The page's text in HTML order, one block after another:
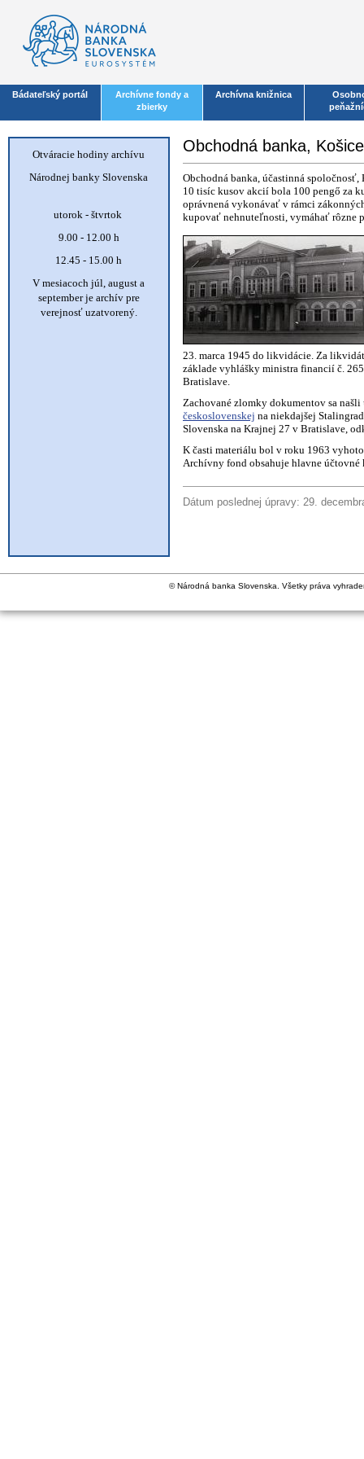
Bádateľský portál
Archívne fondy a
zbierky
Archívna knižnica
Otváracie hodiny archívu
Národnej banky Slovenska
utorok - štvrtok
9.00 - 12.00 h
12.45 - 15.00 h
V mesiacoch júl, august a
september je archív pre
verejnosť uzatvorený.
Obchodná banka, Košice
Obchodná banka, účastinná
10 tisíc kusov akcií bola 100 pengő za
oprávnená vykonávať v rámci
kupovať nehnuteľnosti, vymáhať rôzne
23. marca 1945 do likvidácie. Za
základe vyhlášky ministra financií č.
Bratislave.
Zachované zlomky dokumentov sa
československej na niekdajšej
Slovenska na Krajnej 27 v Bratislave,
K časti materiálu bol v roku 1963
Archívny fond obsahuje hlavne
Dátum poslednej úpravy: 29.
© Národná banka Slovenska. Všetky práva